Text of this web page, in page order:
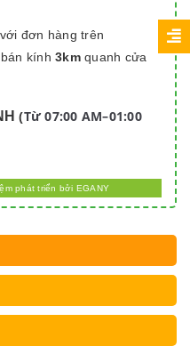
đơn hàng trên
kính 3kmquanh cửa
(Từ 07:00 AM–01:00
phát triển bởi EGANY